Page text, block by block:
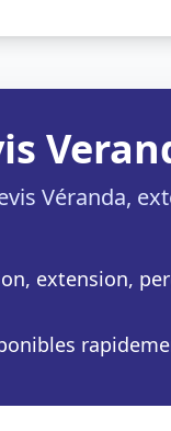
Véranda,
extension,